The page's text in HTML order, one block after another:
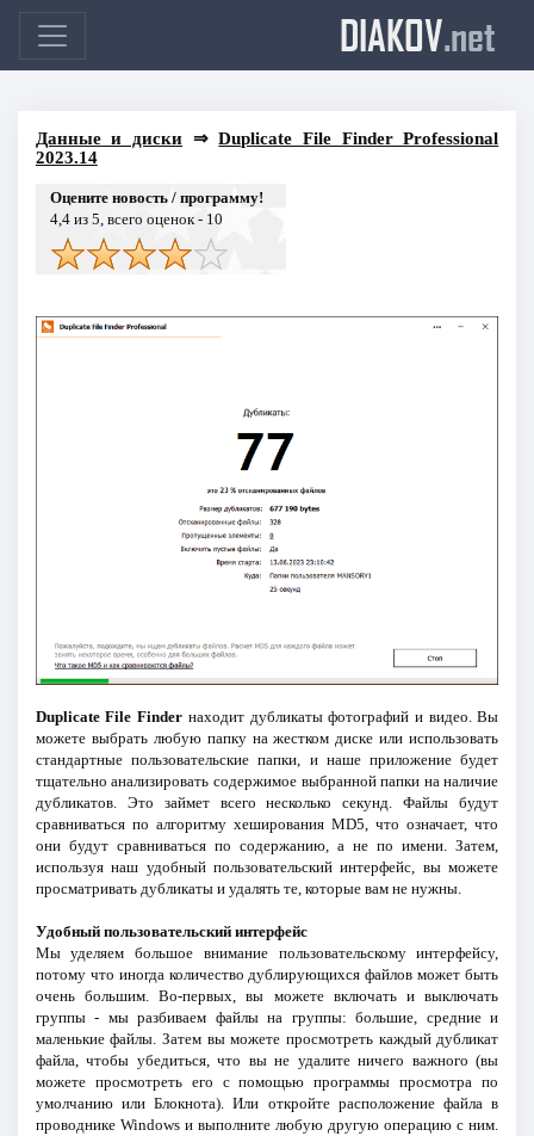
DIAKOV.net
Данные и диски ⇒Duplicate File Finder Professional
2023.14
Оцените новость / программу!
4,4из 5, всего оценок - 10
Duplicate File Finder находит дубликаты фотографий и видео. Вы
можете выбрать любую папку на жестком диске или использовать
стандартные пользовательские папки, и наше приложение будет
тщательно анализировать содержимое выбранной папки на наличие
дубликатов. Это займет всего несколько секунд. Файлы будут
сравниваться по алгоритму хеширования MD5, что означает, что
они будут сравниваться по содержанию, а не по имени. Затем,
используя наш удобный пользовательский интерфейс, вы можете
просматривать дубликаты и удалять те, которые вам не нужны.
Удобный пользовательский интерфейс
Мы уделяем большое внимание пользовательскому интерфейсу,
потому что иногда количество дублирующихся файлов может быть
очень большим. Во-первых, вы можете включать и выключать
группы - мы разбиваем файлы на группы: большие, средние и
маленькие файлы. Затем вы можете просмотреть каждый дубликат
файла, чтобы убедиться, что вы не удалите ничего важного (вы
можете просмотреть его с помощью программы просмотра по
умолчанию или Блокнота). Или откройте расположение файла в
проводнике Windows и выполните любую другую операцию с ним.